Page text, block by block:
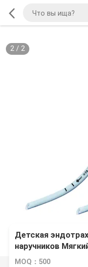
2/ 2
Детская
наручников
наконечник CE
MOQ：500